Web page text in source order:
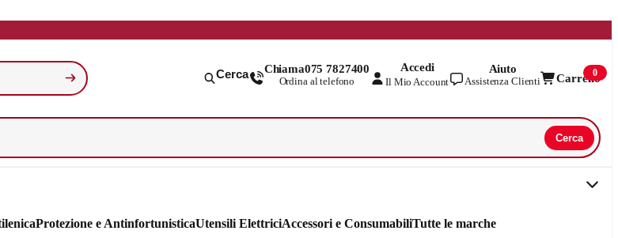
Cerca Chiama075 7827400
Ordina al telefono
Accedi
Il Mio Account
Aiuto
Assistenza Clienti Carrello
0
Cerca
Protezione e AntinfortunisticaUtensili ElettriciAccessori e ConsumabiliTutte le marche